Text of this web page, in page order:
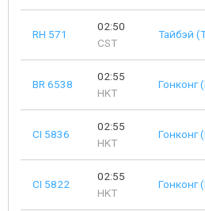
RH 571
02:50
CST
Тайбэй
BR 6538
02:55
HKT
Гонконг
CI 5836
02:55
HKT
Гонконг
CI 5822
02:55
HKT
Гонконг